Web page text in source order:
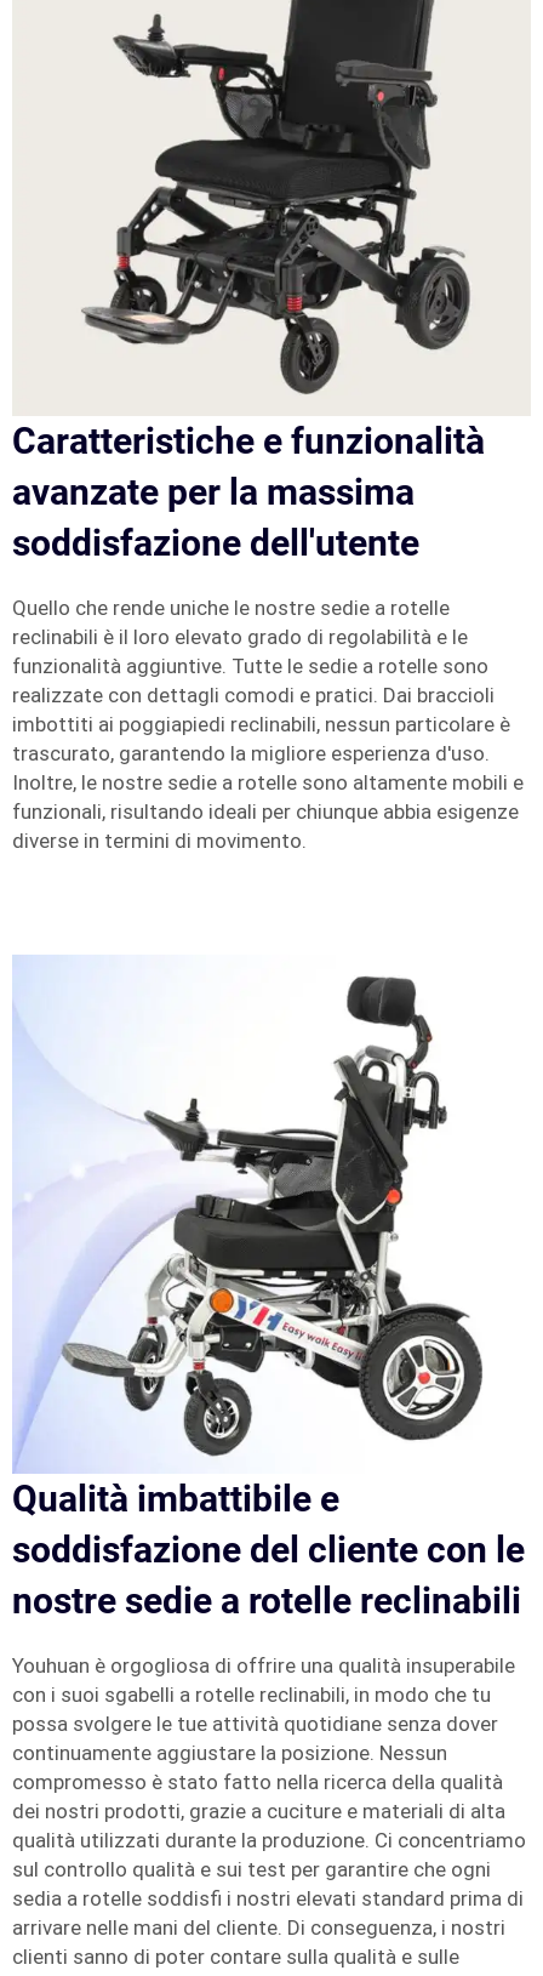
Caratteristiche e funzionalità
avanzate per la massima
soddisfazione dell'utente
Quello che rende uniche le nostre sedie a rotelle
reclinabili è il loro elevato grado di regolabilità e le
funzionalità aggiuntive. Tutte le sedie a rotelle sono
realizzate con dettagli comodi e pratici. Dai braccioli
imbottiti ai poggiapiedi reclinabili, nessun particolare è
trascurato, garantendo la migliore esperienza d'uso.
Inoltre, le nostre sedie a rotelle sono altamente mobili e
funzionali, risultando ideali per chiunque abbia esigenze
diverse in termini di movimento.
Qualità imbattibile e
soddisfazione del cliente con le
nostre sedie a rotelle reclinabili
Youhuan è orgogliosa di offrire una qualità insuperabile
con i suoi sgabelli a rotelle reclinabili, in modo che tu
possa svolgere le tue attività quotidiane senza dover
continuamente aggiustare la posizione. Nessun
compromesso è stato fatto nella ricerca della qualità
dei nostri prodotti, grazie a cuciture e materiali di alta
qualità utilizzati durante la produzione. Ci concentriamo
sul controllo qualità e sui test per garantire che ogni
sedia a rotelle soddisfi i nostri elevati standard prima di
arrivare nelle mani del cliente. Di conseguenza, i nostri
clienti sanno di poter contare sulla qualità e sulle